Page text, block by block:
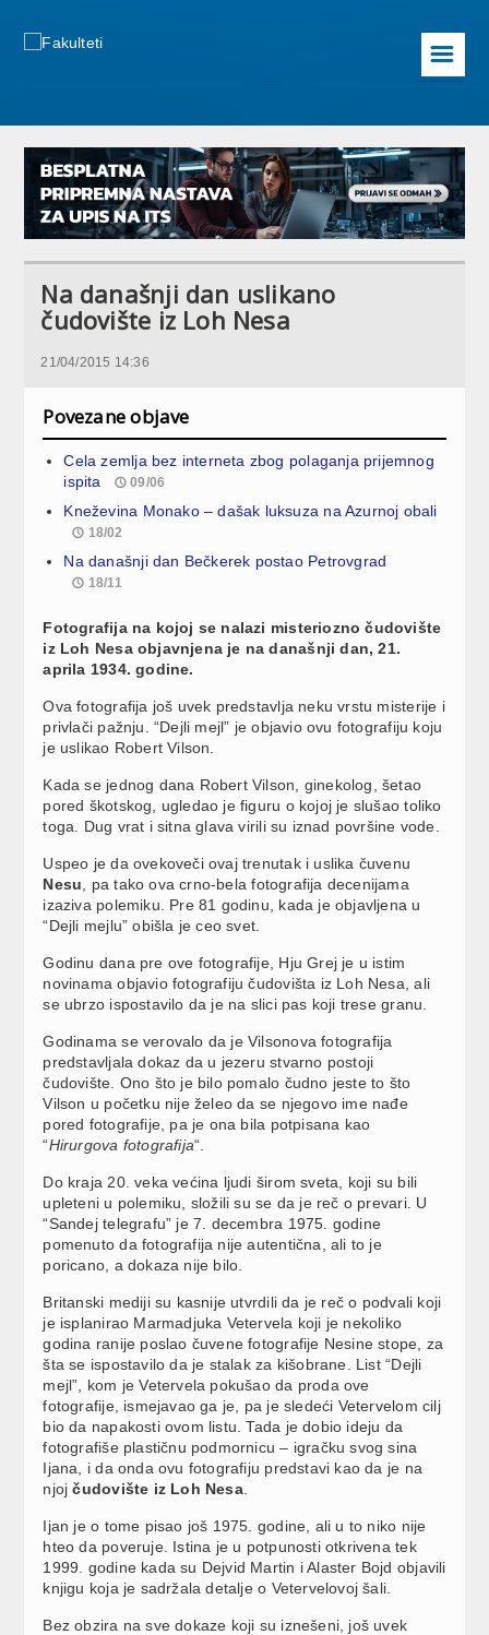
☰
Na današnji dan uslikano
čudovište iz Loh Nesa
21/04/2015 14:36
Povezane objave
Cela zemlja bez interneta zbog polaganja prijemnog
ispita
09/06
Kneževina Monako – dašak luksuza na Azurnoj obali
18/02
Na današnji dan Bečkerek postao Petrovgrad
18/11
Fotografija na kojoj se nalazi misteriozno čudovište
iz Loh Nesa objavnjena je na današnji dan, 21.
aprila 1934. godine.
Ova fotografija još uvek predstavlja neku vrstu misterije i
privlači pažnju. “Dejli mejl” je objavio ovu fotografiju koju
je uslikao Robert Vilson.
Kada se jednog dana Robert Vilson, ginekolog, šetao
pored škotskog, ugledao je figuru o kojoj je slušao toliko
toga. Dug vrat i sitna glava virili su iznad površine vode.
Uspeo je da ovekoveči ovaj trenutak i uslika čuvenu
Nesu , pa tako ova crno-bela fotografija decenijama
izaziva polemiku. Pre 81 godinu, kada je objavljena u
“Dejli mejlu” obišla je ceo svet.
Godinu dana pre ove fotografije, Hju Grej je u istim
novinama objavio fotografiju čudovišta iz Loh Nesa, ali
se ubrzo ispostavilo da je na slici pas koji trese granu.
Godinama se verovalo da je Vilsonova fotografija
predstavljala dokaz da u jezeru stvarno postoji
čudovište. Ono što je bilo pomalo čudno jeste to što
Vilson u početku nije želeo da se njegovo ime nađe
pored fotografije, pa je ona bila potpisana kao
“Hirurgova fotografija“.
Do kraja 20. veka većina ljudi širom sveta, koji su bili
upleteni u polemiku, složili su se da je reč o prevari. U
“Sandej telegrafu” je 7. decembra 1975. godine
pomenuto da fotografija nije autentična, ali to je
poricano, a dokaza nije bilo.
Britanski mediji su kasnije utvrdili da je reč o podvali koji
je isplanirao Marmadjuka Vetervela koji je nekoliko
godina ranije poslao čuvene fotografije Nesine stope, za
šta se ispostavilo da je stalak za kišobrane. List “Dejli
mejl”, kom je Vetervela pokušao da proda ove
fotografije, ismejavao ga je, pa je sledeći Vetervelom cilj
bio da napakosti ovom listu. Tada je dobio ideju da
fotografiše plastičnu podmornicu – igračku svog sina
Ijana, i da onda ovu fotografiju predstavi kao da je na
njoj čudovište iz Loh Nesa.
Ijan je o tome pisao još 1975. godine, ali u to niko nije
hteo da poveruje. Istina je u potpunosti otkrivena tek
1999. godine kada su Dejvid Martin i Alaster Bojd objavili
knjigu koja je sadržala detalje o Vetervelovoj šali.
Bez obzira na sve dokaze koji su iznešeni, još uvek